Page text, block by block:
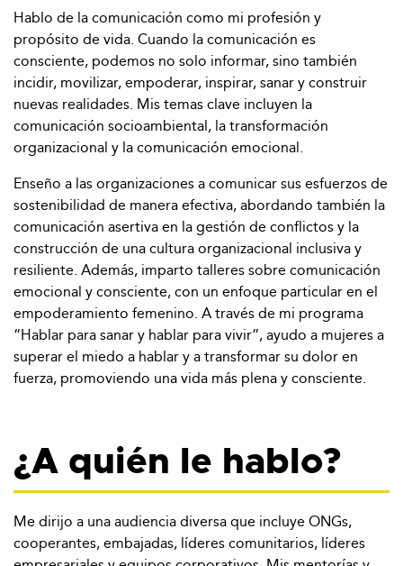
Hablo de la comunicación como mi profesión y
propósito de vida. Cuando la comunicación es
consciente, podemos no solo informar, sino también
incidir, movilizar, empoderar, inspirar, sanar y construir
nuevas realidades. Mis temas clave incluyen la
comunicación socioambiental, la transformación
organizacional y la comunicación emocional.
Enseño a las organizaciones a comunicar sus esfuerzos de
sostenibilidad de manera efectiva, abordando también la
comunicación asertiva en la gestión de conflictos y la
construcción de una cultura organizacional inclusiva y
resiliente. Además, imparto talleres sobre comunicación
emocional y consciente, con un enfoque particular en el
empoderamiento femenino. A través de mi programa
“Hablar para sanar y hablar para vivir”, ayudo a mujeres a
superar el miedo a hablar y a transformar su dolor en
fuerza, promoviendo una vida más plena y consciente.
¿A quién le hablo?
Me dirijo a una audiencia diversa que incluye ONGs,
cooperantes, embajadas, líderes comunitarios, líderes